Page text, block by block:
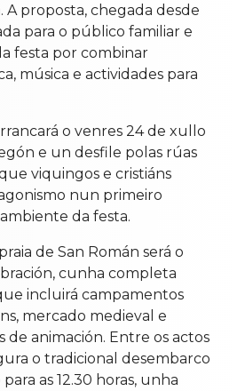
A proposta, chegada desde
para o público familiar e
festa por combinar
música e actividades para
o venres 24 de xullo
e un desfile polas rúas
viquingos e cristiáns
nun primeiro
da festa.
de San Román será o
cunha completa
incluirá campamentos
mercado medieval e
de animación. Entre os actos
o tradicional desembarco
as 12.30 horas, unha